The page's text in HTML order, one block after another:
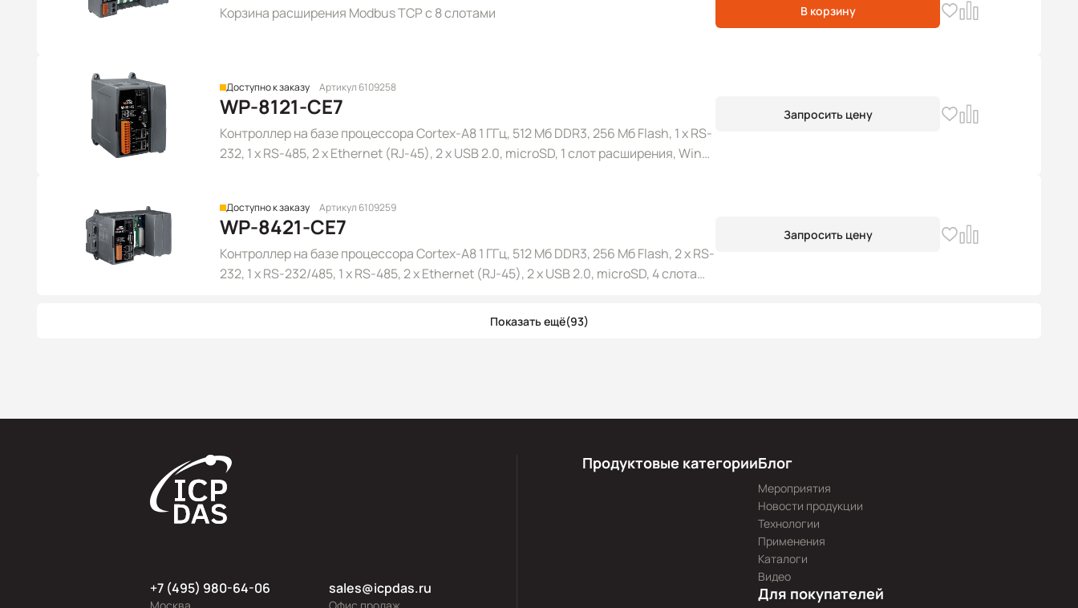
Корзина расширения Modbus TCP с 8 слотами В корзину
Доступно к заказу Артикул 6109258
WP-8121-CE7
Контроллер на базе процессора Cortex-A8 1 ГГц, 512 Мб DDR3, 256 Мб Flash, 1 x RS-
232, 1 x RS-485, 2 x Ethernet (RJ-45), 2 x USB 2.0, microSD, 1 слот расширения, Win
Запросить цену
Доступно к заказу Артикул 6109259
WP-8421-CE7
Контроллер на базе процессора Cortex-A8 1 ГГц, 512 Мб DDR3, 256 Мб Flash, 2 x RS-
232, 1 x RS-232/485, 1 x RS-485, 2 x Ethernet (RJ-45), 2 x USB 2.0, microSD, 4 слота
Запросить цену
Показать ещё(93)
+7 (495) 980-64-06 sales@icpdas.ru
Продуктовые категорииБлог
Мероприятия
Новости продукции
Технологии
Применения
Каталоги
Видео
Для покупателей